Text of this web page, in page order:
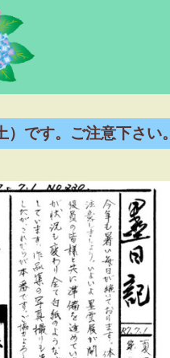
です。ご注意下さい。